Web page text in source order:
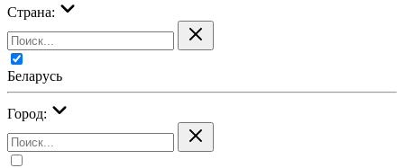
Страна:
Беларусь
Город: